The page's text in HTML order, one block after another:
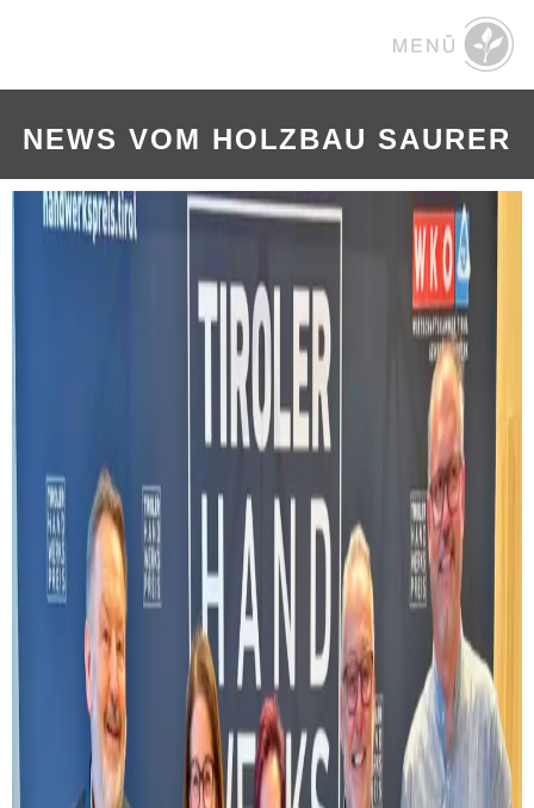
NEWS VOM HOLZBAU SAURER